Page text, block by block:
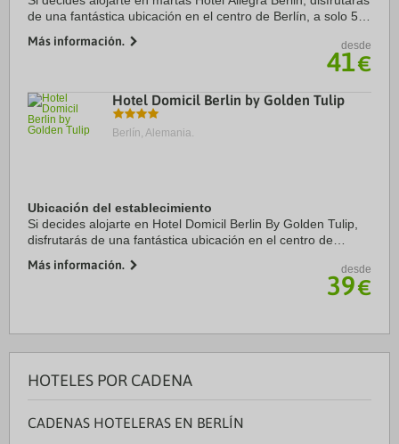
de una fantástica ubicación en el centro de Berlín, a solo 5
Brandemburgo. Además, este ...
Más información. desde
41€
Hotel Domicil Berlin by Golden Tulip
Berlín, Alemania.
Ubicación del establecimiento
Si decides alojarte en Hotel Domicil Berlin By Golden Tulip,
disfrutarás de una fantástica ubicación en el centro de
Kurfürstendamm y Zoo de Berlín. Además, ...
Más información. desde
39€
HOTELES POR CADENA
CADENAS HOTELERAS EN BERLÍN